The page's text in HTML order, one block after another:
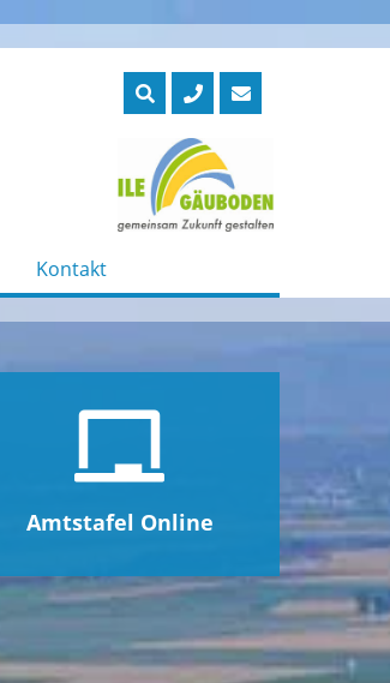
Kontakt
Amtstafel Online